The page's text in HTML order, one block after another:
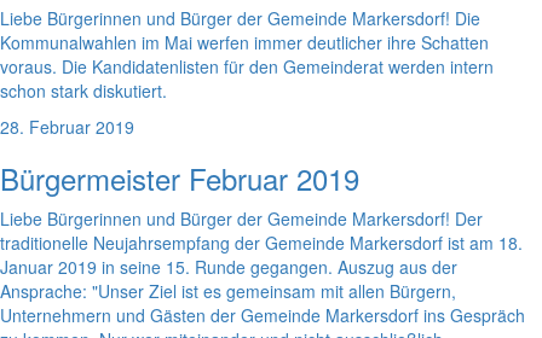
Liebe Bürgerinnen und Bürger der Gemeinde Markersdorf! Die
Kommunalwahlen im Mai werfen immer deutlicher ihre Schatten
voraus. Die Kandidatenlisten für den Gemeinderat werden intern
schon stark diskutiert.
28. Februar 2019
Bürgermeister Februar 2019
Liebe Bürgerinnen und Bürger der Gemeinde Markersdorf! Der
traditionelle Neujahrsempfang der Gemeinde Markersdorf ist am 18.
Januar 2019 in seine 15. Runde gegangen. Auszug aus der
Ansprache: "Unser Ziel ist es gemeinsam mit allen Bürgern,
Unternehmern und Gästen der Gemeinde Markersdorf ins Gespräch